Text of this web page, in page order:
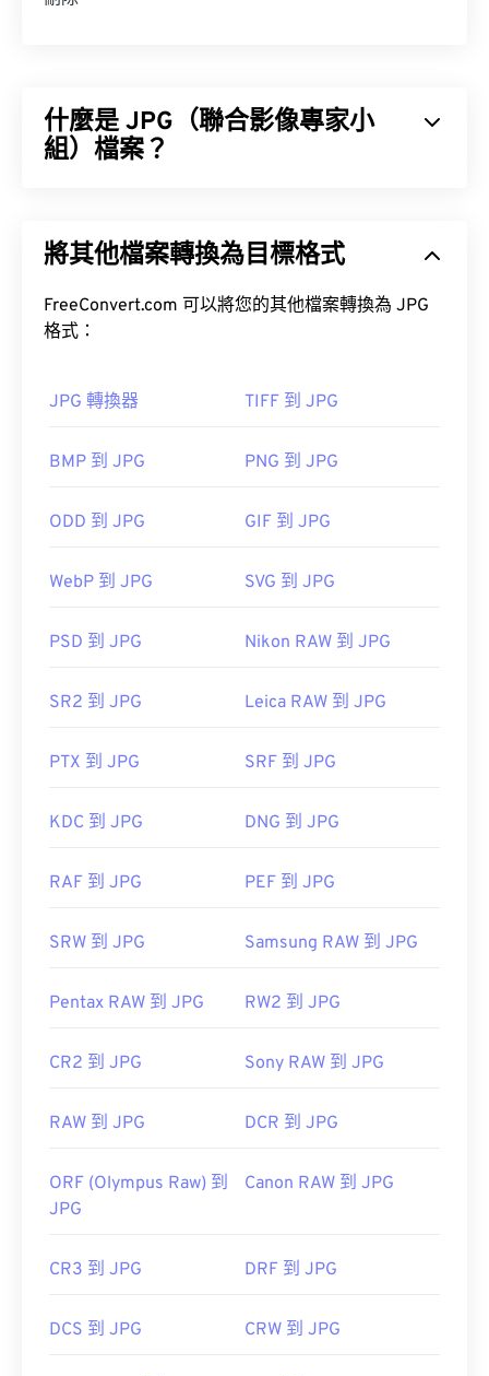
什麼是 JPG（聯合影像專家小
組）檔案？
廣泛使用，是因為它具有極高的壓縮率。因此，JPG
上使用。
WebP ，WebP 是一種更新、更易壓縮的檔案格式。
如何開啟 JPG 檔案檔案？
JPG 檔案。通常情況下，只需雙擊 JPG 文件，即可
啟。若要選擇特定應用程式開啟文件，請右鍵單擊並
選擇“開啟方式”進行選擇。
Microsoft 應用程式（例如 Microsoft Photos）和
開發者： 聯合圖像專家群組
使用我們的顏色選擇器 從映像中擷取顏色
將其他檔案轉換為目標格式
FreeConvert.com 可以將您的其他檔案轉換為 JPG
格式：
JPG 轉換器 TIFF 到 JPG
BMP 到 JPG PNG 到 JPG
ODD 到 JPG GIF 到 JPG
WebP 到 JPG SVG 到 JPG
PSD 到 JPG Nikon RAW 到 JPG
SR2 到 JPG Leica RAW 到 JPG
PTX 到 JPG SRF 到 JPG
KDC 到 JPG DNG 到 JPG
RAF 到 JPG PEF 到 JPG
SRW 到 JPG Samsung RAW 到 JPG
Pentax RAW 到 JPG RW2 到 JPG
CR2 到 JPG Sony RAW 到 JPG
RAW 到 JPG DCR 到 JPG
ORF (Olympus Raw) 到
JPG
Canon RAW 到 JPG
CR3 到 JPG DRF 到 JPG
DCS 到 JPG CRW 到 JPG